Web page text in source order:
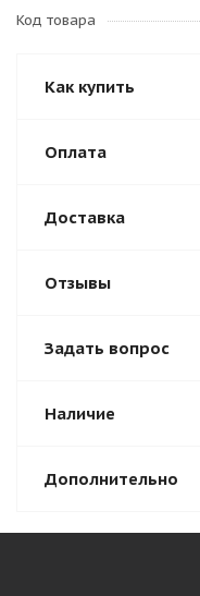
Код товара
Как купить
Оплата
Доставка
Отзывы
Задать вопрос
Наличие
Дополнительно